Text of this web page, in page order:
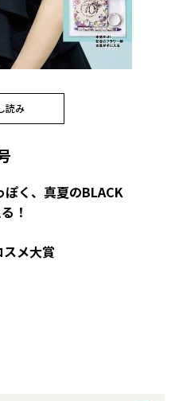
読み
ぽく、真夏のBLACK
！
スメ大賞